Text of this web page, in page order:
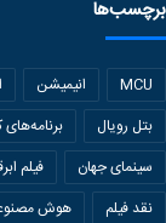
برچسب‌ها
MCU انیمیشن
بتل رویال
برنامه‌های
سینمای جهان
فیلم
نقد فیلم
هوش